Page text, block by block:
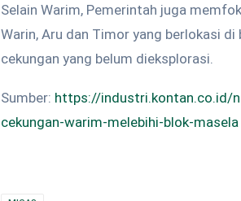
Selain Warim, Pemerintah juga
Warin, Aru dan Timor yang berlokasi
cekungan yang belum dieksplorasi.
Sumber: https://industri.kontan.co.id/
cekungan-warim-melebihi-blok-masela